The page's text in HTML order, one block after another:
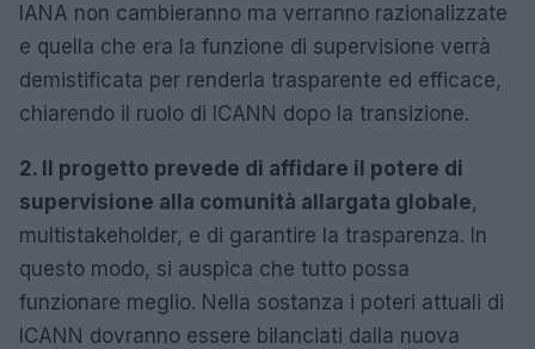
IANA non cambieranno ma verranno razionalizzate
e quella che era la funzione di supervisione verrà
demistificata per renderla trasparente ed efficace,
chiarendo il ruolo di ICANN dopo la transizione.
2. Il progetto prevede di affidare il potere di
supervisione alla comunità allargata globale,
multistakeholder, e di garantire la trasparenza. In
questo modo, si auspica che tutto possa
funzionare meglio. Nella sostanza i poteri attuali di
ICANN dovranno essere bilanciati dalla nuova